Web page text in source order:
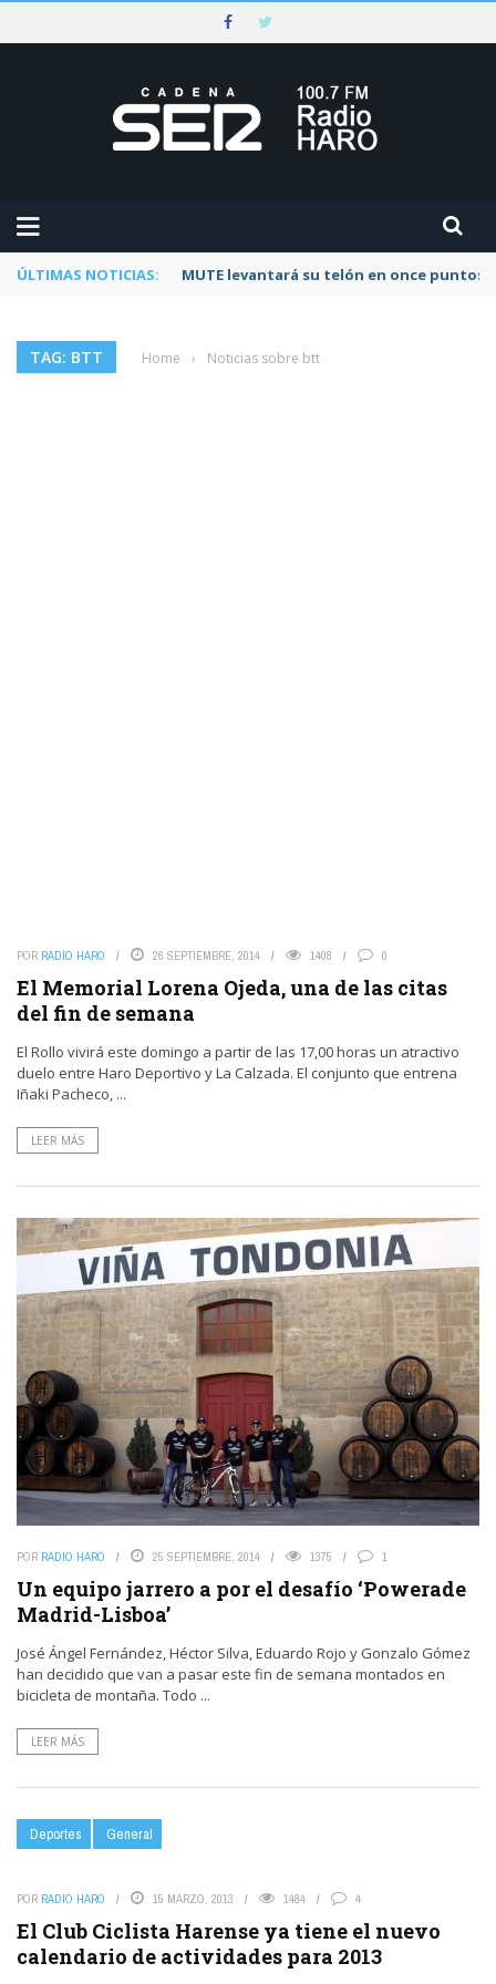
ÚLTIMAS NOTICIAS: Rescatado un ciclista accidentado en un
TAG: BTT Home › Noticias sobre btt
POR RADIO HARO 26 SEPTIEMBRE, 2014 1408 0
El Memorial Lorena Ojeda, una de las citas
del fin de semana
El Rollo vivirá este domingo a partir de las 17,00 horas un atractivo
duelo entre Haro Deportivo y La Calzada. El conjunto que entrena
Iñaki Pacheco, ...
LEER MÁS
POR RADIO HARO 25 SEPTIEMBRE, 2014 1375 1
Un equipo jarrero a por el desafío ‘Powerade
Madrid-Lisboa’
José Ángel Fernández, Héctor Silva, Eduardo Rojo y Gonzalo Gómez
han decidido que van a pasar este fin de semana montados en
bicicleta de montaña. Todo ...
LEER MÁS
Deportes General
POR RADIO HARO 15 MARZO, 2013 1484 4
El Club Ciclista Harense ya tiene el nuevo
calendario de actividades para 2013